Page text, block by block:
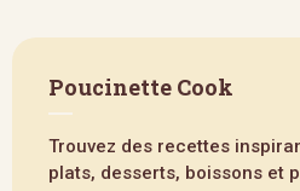
Poucinette Cook
Trouvez des recettes
plats, desserts, boissons et